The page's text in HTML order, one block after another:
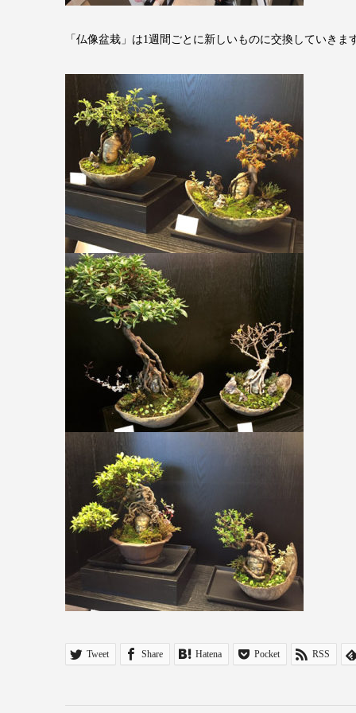
「仏像盆栽」は1週間ごとに新しいものに交換していきま
Tweet Share Hatena Pocket RSS